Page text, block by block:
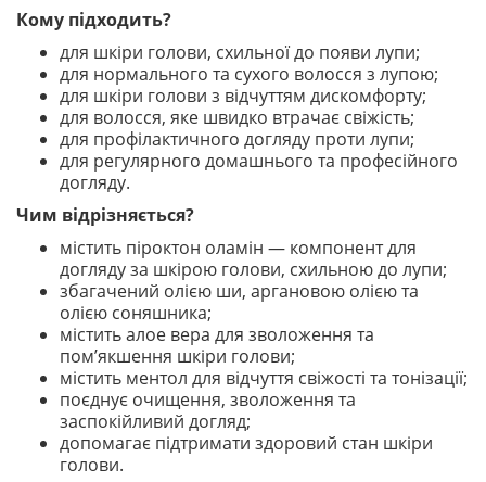
Кому підходить?
для шкіри голови, схильної до появи лупи;
для нормального та сухого волосся з лупою;
для шкіри голови з відчуттям дискомфорту;
для волосся, яке швидко втрачає свіжість;
для профілактичного догляду проти лупи;
для регулярного домашнього та професійного
догляду.
Чим відрізняється?
містить піроктон оламін — компонент для
догляду за шкірою голови, схильною до лупи;
збагачений олією ши, аргановою олією та
олією соняшника;
містить алое вера для зволоження та
пом’якшення шкіри голови;
містить ментол для відчуття свіжості та тонізації;
поєднує очищення, зволоження та
заспокійливий догляд;
допомагає підтримати здоровий стан шкіри
голови.